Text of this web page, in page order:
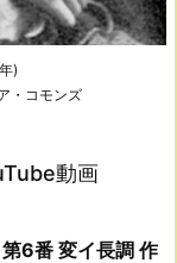
)
・コモンズ
動画
6番 変イ長調 作